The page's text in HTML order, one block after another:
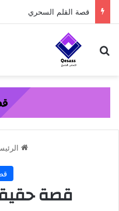
content
قصة القلم السحري
بحث عن
قصة